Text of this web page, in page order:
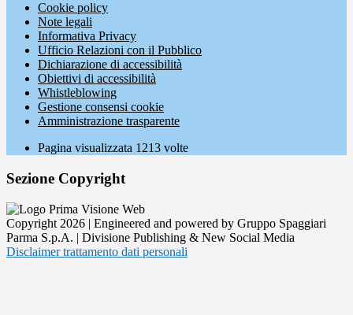
Cookie policy
Note legali
Informativa Privacy
Ufficio Relazioni con il Pubblico
Dichiarazione di accessibilità
Obiettivi di accessibilità
Whistleblowing
Gestione consensi cookie
Amministrazione trasparente
Pagina visualizzata 1213 volte
Sezione Copyright
Copyright 2026 | Engineered and powered by Gruppo Spaggiari
Parma S.p.A. | Divisione Publishing & New Social Media
Disclaimer trattamento dati personali